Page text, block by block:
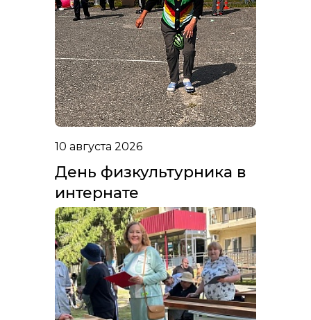
10 августа 2026
День физкультурника в
интернате